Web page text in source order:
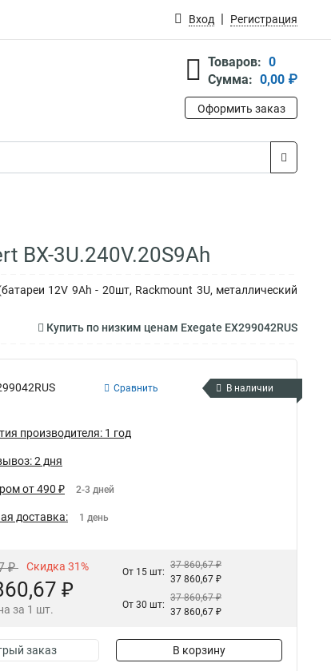
Вход Регистрация
Товаров: 0
Сумма: 0,00 ₽
Оформить заказ
BX-3U.240V.20S9Ah
12V 9Ah - 20шт, Rackmount 3U, металлический
Купить по низким ценам Exegate EX299042RUS
Сравнить В наличии
производителя: 1 год
2 дня
от 490 ₽ 2-3 дней
доставка: 1 день
₽ Скидка 31%
₽
за 1 шт.
От 15 шт:
37 860,67 ₽
37 860,67 ₽
От 30 шт:
37 860,67 ₽
37 860,67 ₽
заказ В корзину